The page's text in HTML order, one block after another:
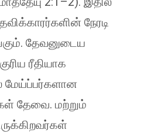
நேரடி
தேவனுடைய
ரீதியாக
மேய்ப்பர்களான
தேவை. மற்றும்